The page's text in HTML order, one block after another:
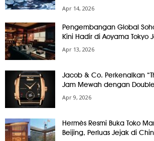
Apr 14, 2026
Pengembangan Global
Kini Hadir di Aoyama Tokyo
Apr 13, 2026
Jacob & Co. Perkenalkan
Jam Mewah dengan
Apr 9, 2026
Hermès Resmi Buka Toko
Beijing, Perluas Jejak di